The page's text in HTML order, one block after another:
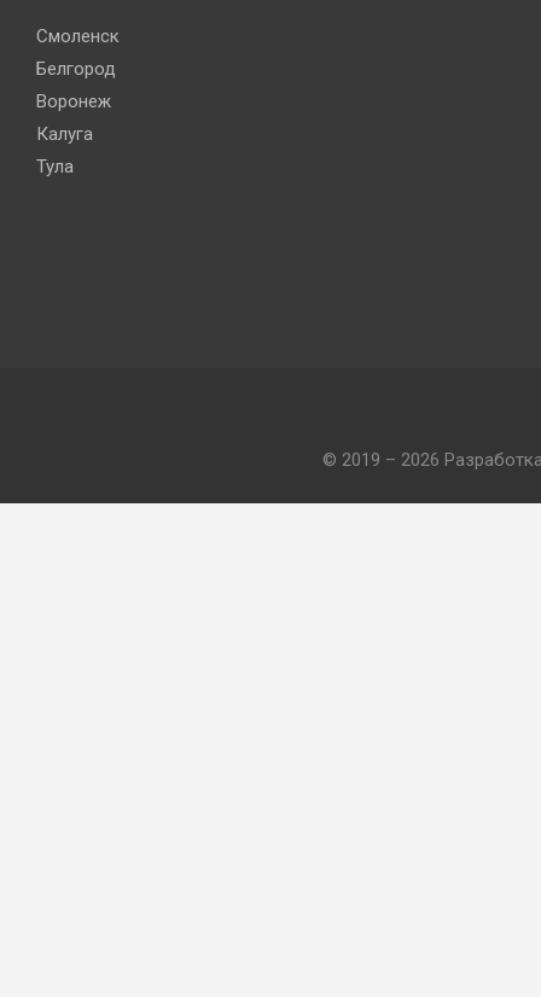
Смоленск
Белгород
Воронеж
Калуга
Тула
© 2019 – 2026